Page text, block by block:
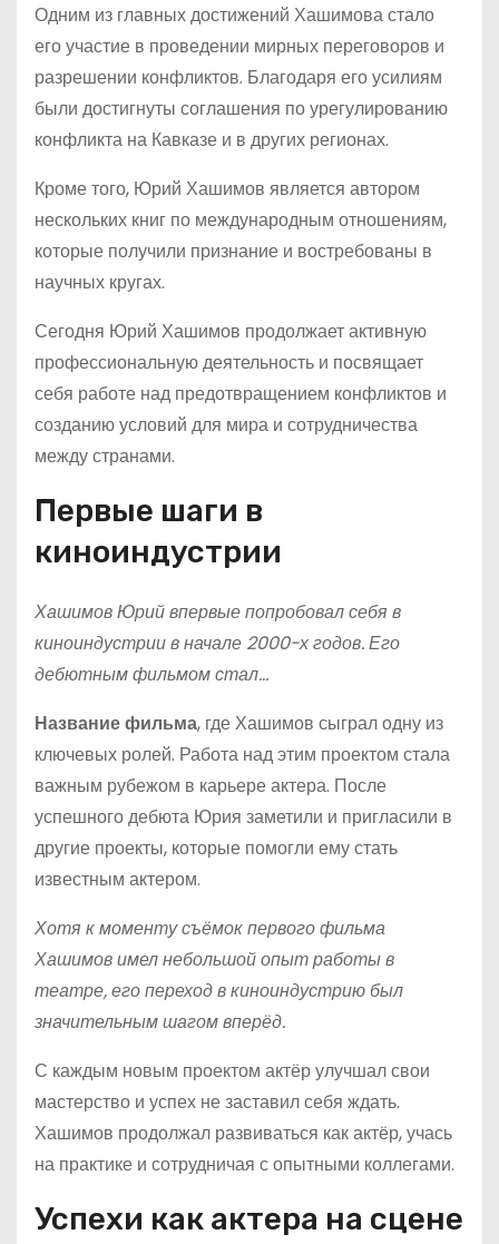
Одним из главных достижений Хашимова стало
его участие в проведении мирных переговоров и
разрешении конфликтов. Благодаря его усилиям
были достигнуты соглашения по урегулированию
конфликта на Кавказе и в других регионах.
Кроме того, Юрий Хашимов является автором
нескольких книг по международным отношениям,
которые получили признание и востребованы в
научных кругах.
Сегодня Юрий Хашимов продолжает активную
профессиональную деятельность и посвящает
себя работе над предотвращением конфликтов и
созданию условий для мира и сотрудничества
между странами.
Первые шаги в
киноиндустрии
Хашимов Юрий впервые попробовал себя в
киноиндустрии в начале 2000-х годов. Его
дебютным фильмом стал…
Название фильма, где Хашимов сыграл одну из
ключевых ролей. Работа над этим проектом стала
важным рубежом в карьере актера. После
успешного дебюта Юрия заметили и пригласили в
другие проекты, которые помогли ему стать
известным актером.
Хотя к моменту съёмок первого фильма
Хашимов имел небольшой опыт работы в
театре, его переход в киноиндустрию был
значительным шагом вперёд.
С каждым новым проектом актёр улучшал свои
мастерство и успех не заставил себя ждать.
Хашимов продолжал развиваться как актёр, учась
на практике и сотрудничая с опытными коллегами.
Успехи как актера на сцене